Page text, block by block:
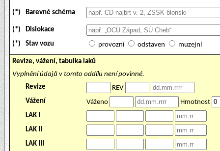
(*) Barevné schéma
(*)
Dislokace
(*)
Stav vozu provozní odstaven muzejní
Revize, vážení, tabulka laků
Vyplnění údajů v tomto oddílu není povinné.
Revize
REV
Vážení
Váženo
Hmotnost
LAK I
LAK II
LAK III